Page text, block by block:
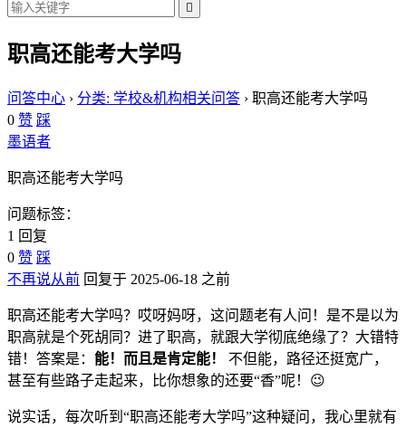

职高还能考大学吗
问答中心 › 分类: 学校&机构相关问答 › 职高还能考大学吗
0 赞 踩
墨语者
职高还能考大学吗
问题标签：
1 回复
0 赞 踩
不再说从前 回复于 2025-06-18 之前
职高还能考大学吗？哎呀妈呀，这问题老有人问！是不是以为
职高就是个死胡同？进了职高，就跟大学彻底绝缘了？大错特
错！答案是： 能！而且是肯定能！
不但能，路径还挺宽广，
甚至有些路子走起来，比你想象的还要“香”呢！😉
说实话，每次听到“职高还能考大学吗”这种疑问，我心里就有